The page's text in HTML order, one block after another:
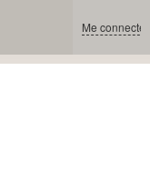
Me connecter